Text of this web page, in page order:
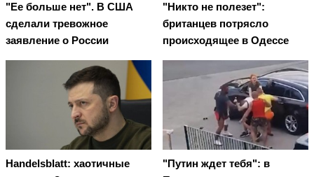
"Ее больше нет". В США
сделали тревожное
заявление о России
"Никто не полезет":
британцев потрясло
происходящее в Одессе
Handelsblatt: хаотичные
"Путин ждет тебя": в